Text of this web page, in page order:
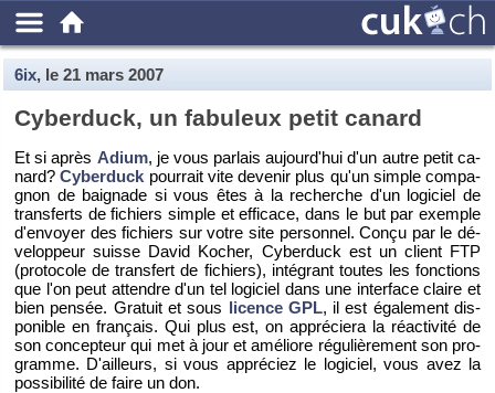
6ix, le 21 mars 2007
Cy­ber­duck, un fa­bu­leux petit ca­nard
Et si après Adium, je vous par­lais au­jour­d'hui d'un autre petit ca­
nard?Cy­ber­duck pour­rait vite de­ve­nir plus qu'un simple com­pa­
gnon de bai­gnade si vous êtes à la re­cherche d'un lo­gi­ciel de
trans­ferts de fi­chiers simple et ef­fi­cace, dans le but par exemple
d'en­voyer des fi­chiers sur votre site per­son­nel. Conçu par le dé­
ve­lop­peur suisse David Ko­cher, Cy­ber­duck est un client FTP
(pro­to­cole de trans­fert de fi­chiers), in­té­grant toutes les fonc­tions
que l'on peut at­tendre d'un tel lo­gi­ciel dans une in­ter­face claire et
bien pen­sée. Gra­tuit et sous li­cence GPL, il est éga­le­ment dis­
po­nible en fran­çais. Qui plus est, on ap­pré­ciera la ré­ac­ti­vité de
son concep­teur qui met à jour et amé­liore ré­gu­liè­re­ment son pro­
gramme. D'ailleurs, si vous ap­pré­ciez le lo­gi­ciel, vous avez la
pos­si­bi­lité de faire un don.